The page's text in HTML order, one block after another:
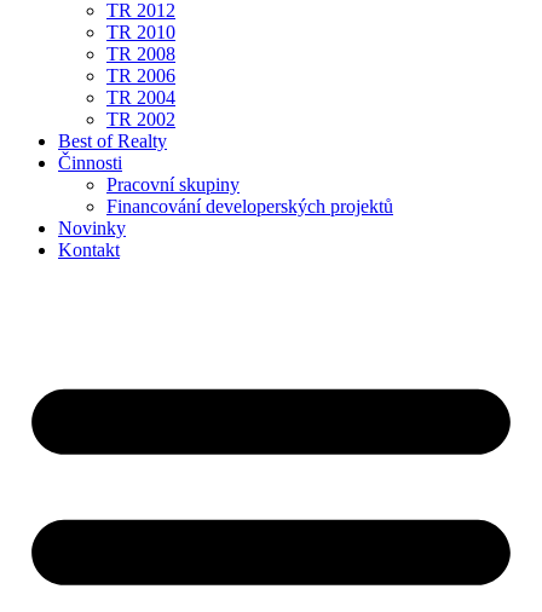
TR 2012
TR 2010
TR 2008
TR 2006
TR 2004
TR 2002
Best of Realty
Činnosti
Pracovní skupiny
Financování developerských projektů
Novinky
Kontakt